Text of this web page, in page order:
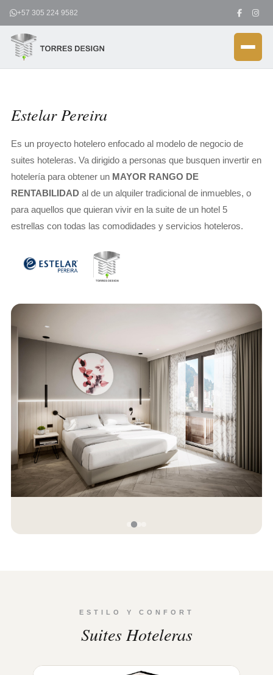
contenido
+57 305 224 9582
Estelar Pereira
Es un proyecto hotelero enfocado al modelo de negocio de
suites hoteleras. Va dirigido a personas que busquen invertir en
hotelería para obtener un MAYOR RANGO DE
RENTABILIDAD al de un alquiler tradicional de inmuebles, o
para aquellos que quieran vivir en la suite de un hotel 5
estrellas con todas las comodidades y servicios hoteleros.
ESTILO Y CONFORT
Suites Hoteleras